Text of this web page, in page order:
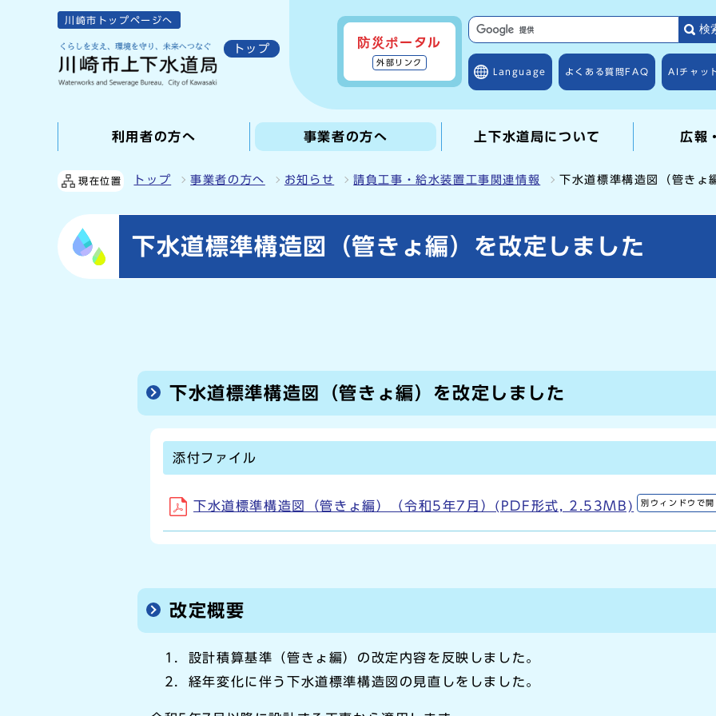
川崎市トップページへ
トップ 防災ポータル
外部リンク
検
Language よくある質問 FAQ AIチャッ
利用者の方へ 事業者の方へ 上下水道局について 広報
現在位置 トップ 事業者の方へ お知らせ 請負工事・給水装置工事関連情報 下水道標準構造図（管きょ
下水道標準構造図（管きょ編）を改定しました
下水道標準構造図（管きょ編）を改定しました
添付ファイル
下水道標準構造図（管きょ編）（令和5年7月）(PDF形式, 2.53MB) 別ウィンドウで
改定概要
1．設計積算基準（管きょ編）の改定内容を反映しました。
2．経年変化に伴う下水道標準構造図の見直しをしました。